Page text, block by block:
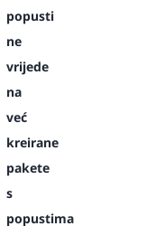
popusti
ne
vrijede
na
već
kreirane
pakete
s
popustima